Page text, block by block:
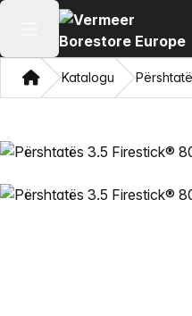
Hap menunë kryesore
ShqipKatalogu